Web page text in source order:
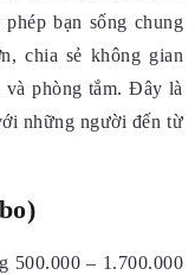
bạn sống chung
chia sẻ không gian
và phòng tắm. Đây là
những người đến từ
500.000 – 1.700.000